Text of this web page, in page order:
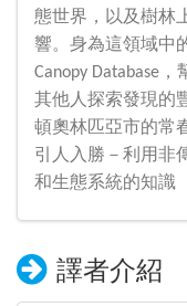
態世界，以及樹林
響。身為這領域中
Canopy Database
其他人探索發現的
頓奧林匹亞市的常
引人入勝－利用非
和生態系統的知識
譯者介紹